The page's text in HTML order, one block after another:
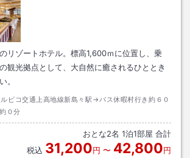
リゾートホテル。標高1,600ｍに位置し、乗
観光拠点として、大自然に癒されるひととき
。
ピコ交通上高地線新島々駅→バス休暇村行き約６０
０分
おとな2名 1泊1部屋 合計
税込 31,200円 〜 42,800円